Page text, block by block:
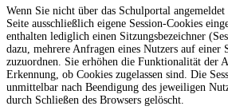
Wenn Sie nicht über das Schulportal
Seite ausschließlich eigene Session-Cookies
enthalten lediglich einen Sitzungsbezeichner
dazu, mehrere Anfragen eines Nutzers auf einer
zuzuordnen. Sie erhöhen die Funktionalität der
Erkennung, ob Cookies zugelassen sind. Die
unmittelbar nach Beendigung des jeweiligen
durch Schließen des Browsers gelöscht.